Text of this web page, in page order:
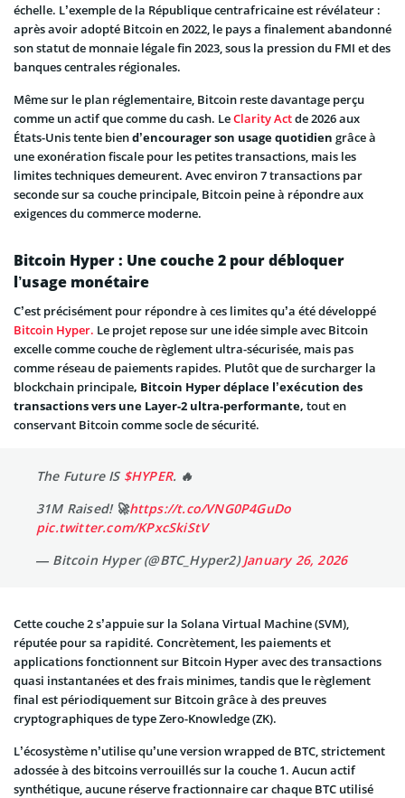
échelle. L’exemple de la République centrafricaine est révélateur :
après avoir adopté Bitcoin en 2022, le pays a finalement abandonné
son statut de monnaie légale fin 2023, sous la pression du FMI et des
banques centrales régionales.
Même sur le plan réglementaire, Bitcoin reste davantage perçu
comme un actif que comme du cash. LeClarity Actde 2026 aux
États-Unis tente biend’encourager son usage quotidien grâce à
une exonération fiscale pour les petites transactions, mais les
limites techniques demeurent. Avec environ 7 transactions par
seconde sur sa couche principale, Bitcoin peine à répondre aux
exigences du commerce moderne.
Bitcoin Hyper : Une couche 2 pour débloquer
l’usage monétaire
C’est précisément pour répondre à ces limites qu’a été développé
Bitcoin Hyper. Le projet repose sur une idée simple avec Bitcoin
excelle comme couche de règlement ultra-sécurisée, mais pas
comme réseau de paiements rapides. Plutôt que de surcharger la
blockchain principale, Bitcoin Hyper déplace l’exécution des
transactions vers une Layer-2 ultra-performante, tout en
conservant Bitcoin comme socle de sécurité.
The Future IS $HYPER. 🔥
31M Raised! 🚀https://t.co/VNG0P4GuDo
pic.twitter.com/KPxcSkiStV
— Bitcoin Hyper (@BTC_Hyper2)January 26, 2026
Cette couche 2 s’appuie sur la Solana Virtual Machine (SVM),
réputée pour sa rapidité. Concrètement, les paiements et
applications fonctionnent sur Bitcoin Hyper avec des transactions
quasi instantanées et des frais minimes, tandis que le règlement
final est périodiquement sur Bitcoin grâce à des preuves
cryptographiques de type Zero-Knowledge (ZK).
L’écosystème n’utilise qu’une version wrapped de BTC, strictement
adossée à des bitcoins verrouillés sur la couche 1. Aucun actif
synthétique, aucune réserve fractionnaire car chaque BTC utilisé